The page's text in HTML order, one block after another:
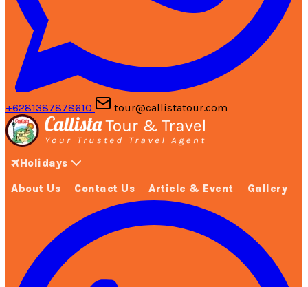
+6281387878610 tour@callistatour.com
Holidays
About Us Contact Us Article & Event Gallery